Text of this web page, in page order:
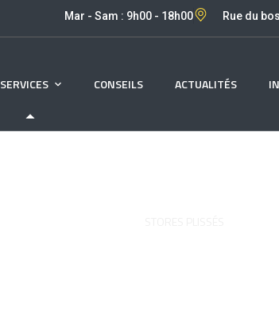
Mar - Sam : 9h00 - 18h00 Rue du
SERVICES CONSEILS ACTUALITÉS